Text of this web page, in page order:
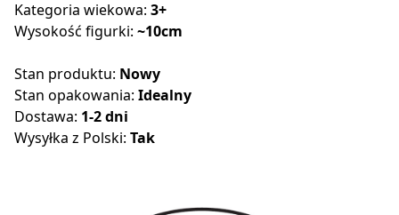
Kategoria wiekowa: 3+
Wysokość figurki: ~10cm
Stan produktu: Nowy
Stan opakowania: Idealny
Dostawa: 1-2 dni
Wysyłka z Polski: Tak